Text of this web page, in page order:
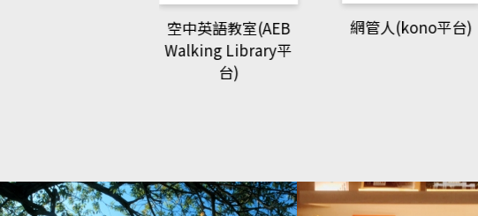
網管人(kono平台) Developmetal cell